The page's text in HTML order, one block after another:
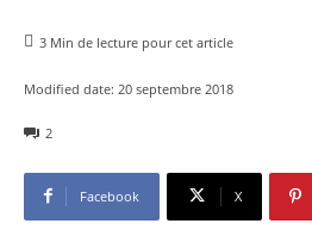
3 Min de lecture pour cet article
Modified date: 20 septembre 2018
2
Facebook X